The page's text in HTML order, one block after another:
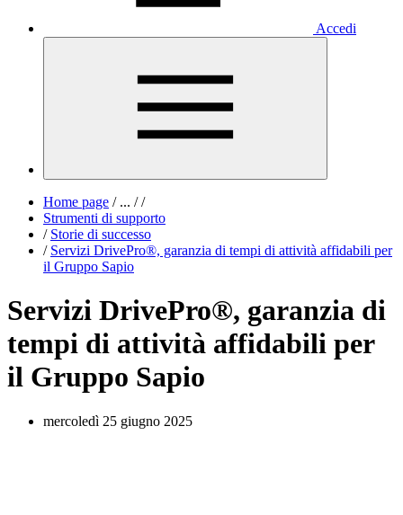
Accedi
Home page /... / /
Strumenti di supporto
/ Storie di successo
/ Servizi DrivePro®, garanzia di tempi di attività affidabili per
il Gruppo Sapio
Servizi DrivePro®, garanzia di
tempi di attività affidabili per
il Gruppo Sapio
mercoledì 25 giugno 2025